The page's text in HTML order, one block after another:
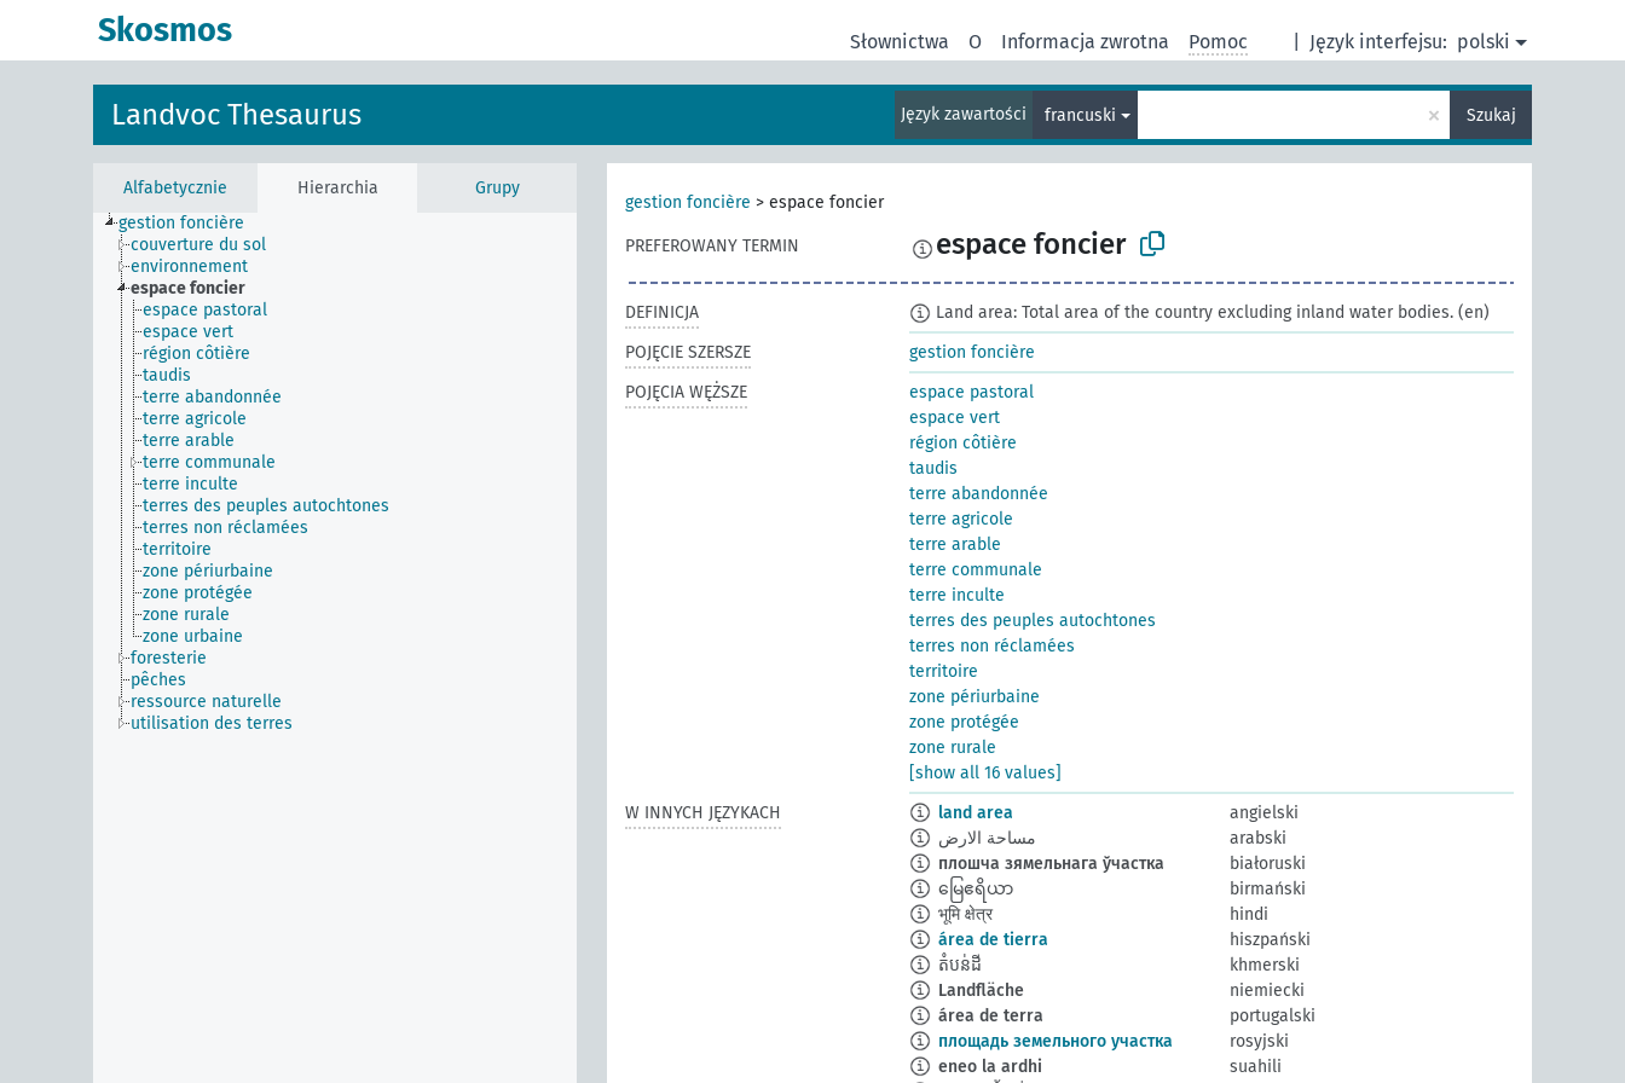
Skosmos Język interfejsu: polski
Słownictwa O Informacja zwrotna Pomoc
Landvoc Thesaurus Język zawartości francuski × Szukaj
Alfabetycznie Hierarchia
Grupy
gestion foncière
couverture du sol
environnement
espace foncier
espace pastoral
espace vert
région côtière
taudis
terre abandonnée
terre agricole
terre arable
terre communale
terre inculte
terres des peuples autochtones
terres non réclamées
territoire
zone périurbaine
zone protégée
zone rurale
zone urbaine
foresterie
pêches
ressource naturelle
utilisation des terres
gestion foncière > espace foncier
PREFEROWANY TERMIN espace foncier
DEFINICJA Land area: Total area of the country excluding inland water bodies. (en)
POJĘCIE SZERSZE
gestion foncière
POJĘCIA WĘŻSZE
espace pastoral
espace vert
région côtière
taudis
terre abandonnée
terre agricole
terre arable
terre communale
terre inculte
terres des peuples autochtones
terres non réclamées
territoire
zone périurbaine
zone protégée
zone rurale
[show all 16 values]
W INNYCH JĘZYKACH
land area
angielski
مساحة الارض
arabski
плошча зямельнага ўчастка
białoruski
မြေဧရိယာ
birmański
भूमि क्षेत्र
hindi
área de tierra
hiszpański
តំបន់ដី
khmerski
Landfläche
niemiecki
área de terra
portugalski
площадь земельного участка
rosyjski
eneo la ardhi
suahili